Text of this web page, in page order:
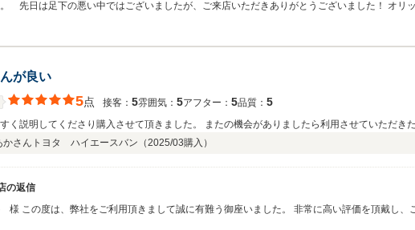
日は足下の悪い中ではございましたが、ご来店いただきありがとうございました！ オリックスU-Car柏インター店の
もありますが、是非新しいお車でのカーライフをお楽しみ下さい！ 何かあれば私達も引き続
が良い
5点 接客： 5雰囲気： 5アフター： 5品質： 5
く説明してくださり購入させて頂きました。 またの機会がありましたら利用させていただきた
かさん トヨタ ハイエースバン（2025/03購入）
の返信
変嬉しく思います。 紆余曲折が御座いましたが、無